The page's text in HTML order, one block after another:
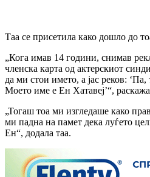
Таа се присетила како дошло до
„Кога имав 14 години, снимав
членска карта од актерскиот
да ми стои името, а јас реков:
Моето име е Ен Хатавеј’“,
„Тогаш тоа ми изгледаше како
ми падна на памет дека луѓето
Ен“, додала таа.